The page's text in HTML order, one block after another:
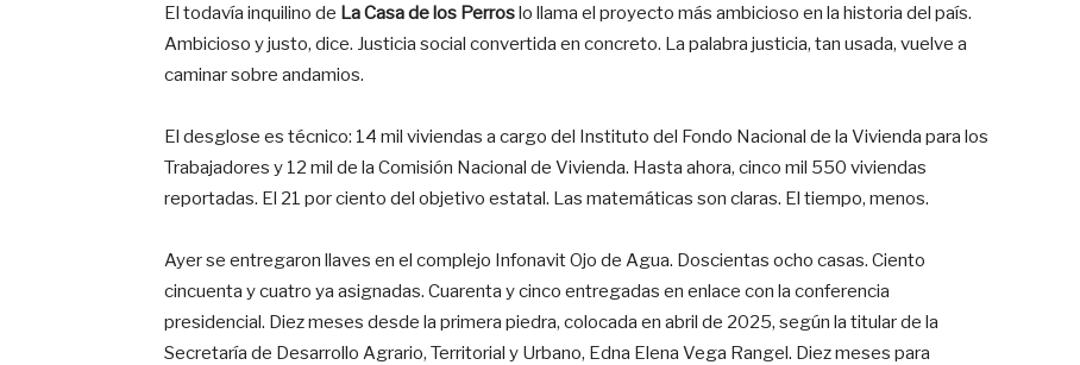
El todavía inquilino de La Casa de los Perroslo llama el proyecto más ambicioso en la historia del país.
Ambicioso y justo, dice. Justicia social convertida en concreto. La palabra justicia, tan usada, vuelve a
caminar sobre andamios.
El desglose es técnico: 14 mil viviendas a cargo del Instituto del Fondo Nacional de la Vivienda para los
Trabajadores y 12 mil de la Comisión Nacional de Vivienda. Hasta ahora, cinco mil 550 viviendas
reportadas. El 21 por ciento del objetivo estatal. Las matemáticas son claras. El tiempo, menos.
Ayer se entregaron llaves en el complejo Infonavit Ojo de Agua. Doscientas ocho casas. Ciento
cincuenta y cuatro ya asignadas. Cuarenta y cinco entregadas en enlace con la conferencia
presidencial. Diez meses desde la primera piedra, colocada en abril de 2025, según la titular de la
Secretaría de Desarrollo Agrario, Territorial y Urbano, Edna Elena Vega Rangel. Diez meses para